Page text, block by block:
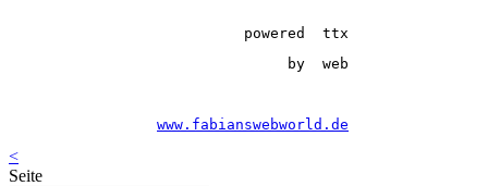
powered
ttx
     by
web
www.fabianswebworld.de
<
Seite